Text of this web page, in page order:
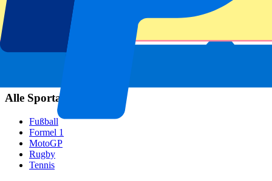
Beliebte Events
GP Spanien
GP Niederlande
GP Italien
Alle Sportarten
Fußball
Formel 1
MotoGP
Rugby
Tennis